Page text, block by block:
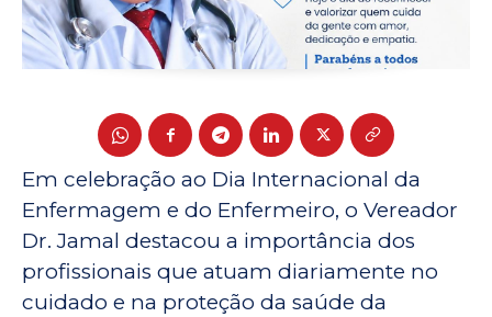
Em celebração ao Dia Internacional da
Enfermagem e do Enfermeiro, o Vereador
Dr. Jamal destacou a importância dos
profissionais que atuam diariamente no
cuidado e na proteção da saúde da